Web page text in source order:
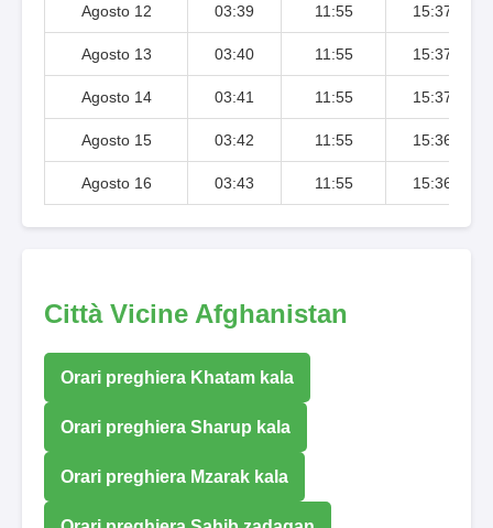
Agosto 12 03:39 11:55 15:37
Agosto 13 03:40 11:55 15:37
Agosto 14 03:41 11:55 15:37
Agosto 15 03:42 11:55 15:36
Agosto 16 03:43 11:55 15:36
Città Vicine Afghanistan
Orari preghiera Khatam kala
Orari preghiera Sharup kala
Orari preghiera Mzarak kala